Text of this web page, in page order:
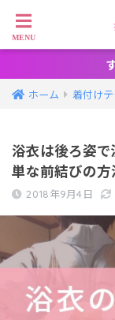
ホーム 着付け
浴衣は後ろ姿
単な前結びの方
2018年9月4日